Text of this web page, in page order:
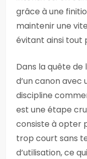
grâce à une
maintenir une
évitant ainsi tout
Dans la quête de
d’un canon
discipline
est une étape
consiste à opter
trop court sans
d’utilisation, ce